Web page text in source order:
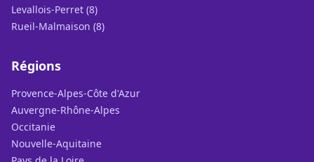
Levallois-Perret (8)
Rueil-Malmaison (8)
Régions
Provence-Alpes-Côte d'Azur
Auvergne-Rhône-Alpes
Occitanie
Nouvelle-Aquitaine